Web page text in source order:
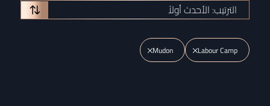
الترتيب: الأحدث أولاً
Labour Camp
Mudon